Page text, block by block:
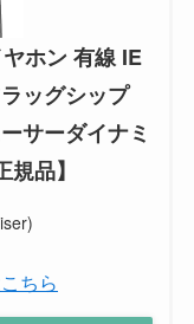
ホン 有線 IE
ッグシップ
サーダイナミ
品】
ちら